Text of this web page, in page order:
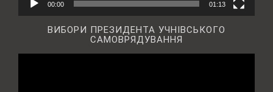
00:00 01:13
ВИБОРИ ПРЕЗИДЕНТА УЧНІВСЬКОГО
САМОВРЯДУВАННЯ